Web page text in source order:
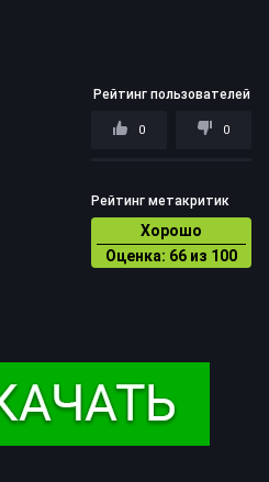
Рейтинг пользователей
0 0
Рейтинг метакритик
Хорошо
Оценка: 66 из 100